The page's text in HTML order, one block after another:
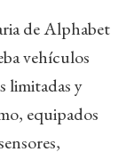
de Alphabet
vehículos
limitadas y
equipados